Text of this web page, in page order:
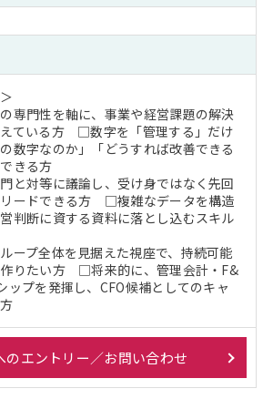
専門性を軸に、事業や経営課題の解決
えている方 □数字を「管理する」だけ
数字なのか」「どうすれば改善できる
きる方
と対等に議論し、受け身ではなく先回
リードできる方 □複雑なデータを構造
判断に資する資料に落とし込むスキル
ープ全体を見据えた視座で、持続可能
作りたい方 □将来的に、管理会計・F&
ップを発揮し、CFO候補としてのキャ
のエントリー／お問い合わせ